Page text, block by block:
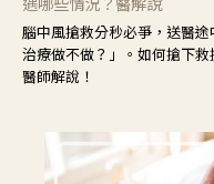
腦中風搶救分秒必爭，送醫
治療做不做？」。如何搶下
醫師解說！